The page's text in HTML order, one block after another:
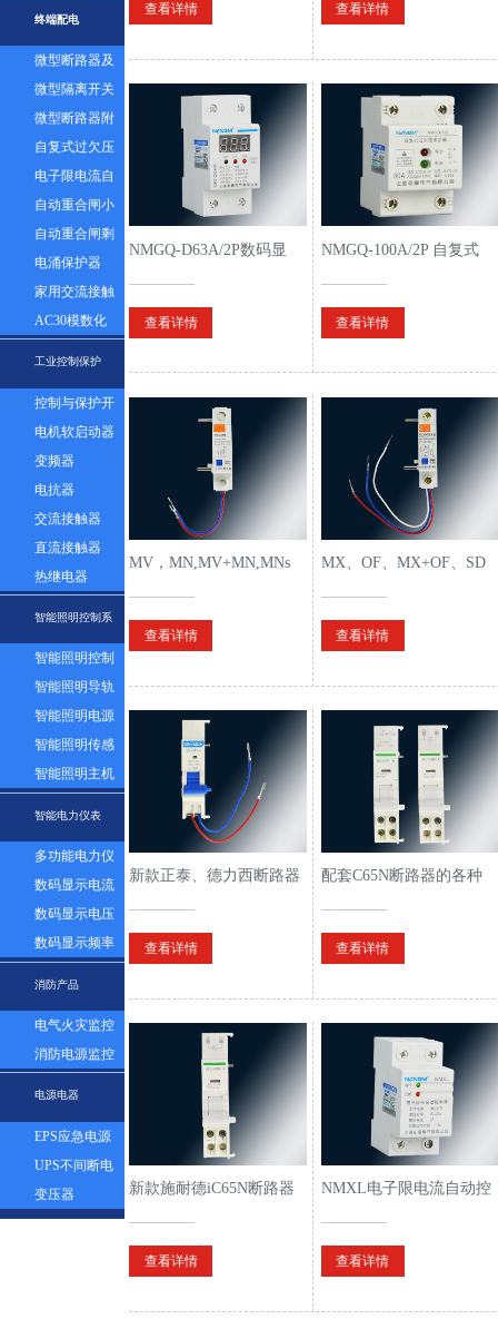
终端配电
微型断路器及
漏电
微型隔离开关
微型断路器附
件
自复式过欠压
保护器
电子限电流自
动控制器
自动重合闸小
型断路器
自动重合闸剩
余电流塑壳断
路器
电涌保护器
家用交流接触
器
AC30模数化
工业控制保护
控制与保护开
关
电机软启动器
变频器
电抗器
交流接触器
直流接触器
热继电器
智能照明控制系
统
智能照明控制
面板
智能照明导轨
模块
智能照明电源
模块
智能照明传感
器
智能照明主机
智能电力仪表
多功能电力仪
表
数码显示电流
表
数码显示电压
表
数码显示频率
消防产品
电气火灾监控
探测器
消防电源监控
电源电器
EPS应急电源
UPS不间断电
源
变压器
查看详情 查看详情
NMGQ-D63A/2P数码显
示自复式过欠压保护器
查看详情
NMGQ-100A/2P 自复式
过欠压保护器
查看详情
MV，MN,MV+MN,MNs
过压，欠压，过欠压，失
压脱扣器
查看详情
MX、OF、MX+OF、SD
分励、辅助、分励+辅
助、报警附件
查看详情
新款正泰、德力西断路器
配套的附件
查看详情
配套C65N断路器的各种
附件
查看详情
新款施耐德iC65N断路器
配套附件
查看详情
NMXL电子限电流自动控
制器
查看详情